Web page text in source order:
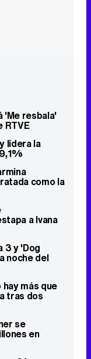
'Me resbala'
RTVE
lidera la
como la
a Ivana
3 y 'Dog
noche del
más que
tras dos
se
en